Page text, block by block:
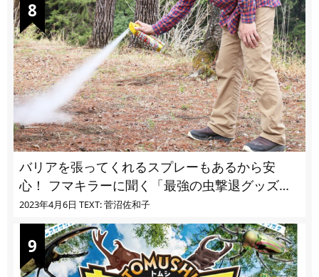
バリアを張ってくれるスプレーもあるから安
心！ フマキラーに聞く「最強の虫撃退グッズ
vol.4」【キャンプサイトで使う虫よけ】
2023年4月6日 TEXT: 菅沼佐和子